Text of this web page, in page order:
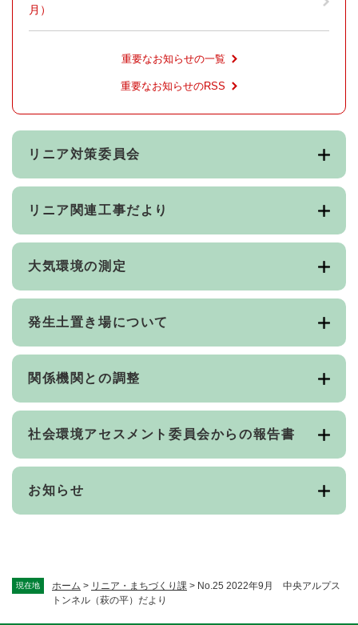
現在地 ホーム > リニア・まちづくり課 > No.25 2022年9月 中央アルプス
トンネル（萩の平）だより
月）
重要なお知らせの一覧
重要なお知らせのRSS
リニア対策委員会
リニア関連工事だより
大気環境の測定
発生土置き場について
関係機関との調整
社会環境アセスメント委員会からの報告書
お知らせ